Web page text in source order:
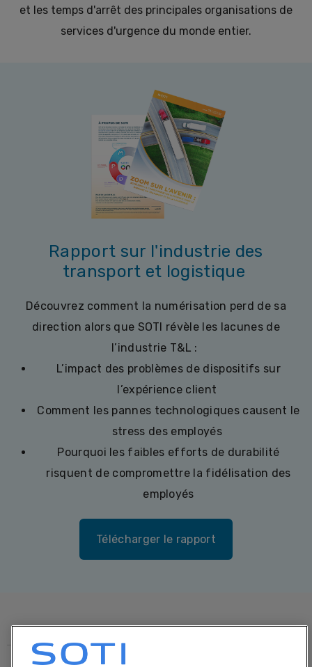
et les temps d'arrêt des principales organisations de
services d'urgence du monde entier.
Rapport sur l'industrie des
transport et logistique
Découvrez comment la numérisation perd de sa
direction alors que SOTI révèle les lacunes de
l’industrie T&L :
L’impact des problèmes de dispositifs sur
l’expérience client
Comment les pannes technologiques causent le
stress des employés
Pourquoi les faibles efforts de durabilité
risquent de compromettre la fidélisation des
employés
Télécharger le rapport